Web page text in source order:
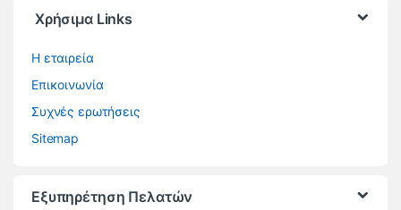
Χρήσιμα Links
Η εταιρεία
Επικοινωνία
Συχνές ερωτήσεις
Sitemap
Εξυπηρέτηση Πελατών